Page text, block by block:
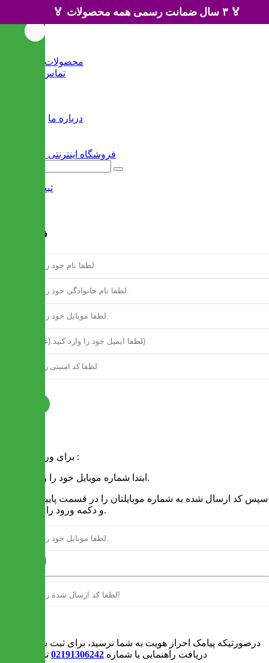
🏅 ۳ سال ضمانت رسمی همه محصولات 🏅
محصولات جدید
تماس با ما
درباره ما
ثبت نام
فرم ثبت نام
برای ورود به سایت :
1 - ابتدا شماره موبایل خود را وارد کنید.
و دکمه ورود را انتخاب کنید.
درصورتیکه پیامک احراز هویت به شما نرسید، برای ثبت سفارش و یا
دریافت راهنمایی با شماره 02191306242 تماس بگیرید